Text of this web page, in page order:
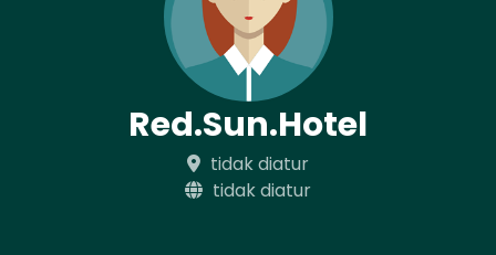
Red.Sun.Hotel
tidak diatur
tidak diatur